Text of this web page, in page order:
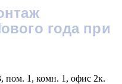
года при
пом. 1, комн. 1, офис 2к.